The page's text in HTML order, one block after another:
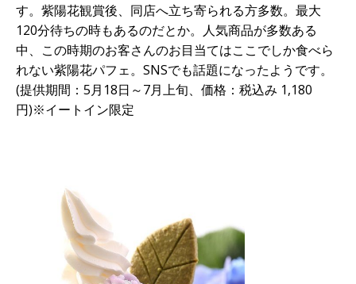
す。紫陽花観賞後、同店へ立ち寄られる方多数。最大
120分待ちの時もあるのだとか。人気商品が多数ある
中、この時期のお客さんのお目当てはここでしか食べら
れない紫陽花パフェ。SNSでも話題になったようです。
(提供期間：5月18日～7月上旬、価格：税込み 1,180
円)※イートイン限定